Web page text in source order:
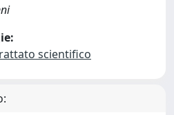
scientifico